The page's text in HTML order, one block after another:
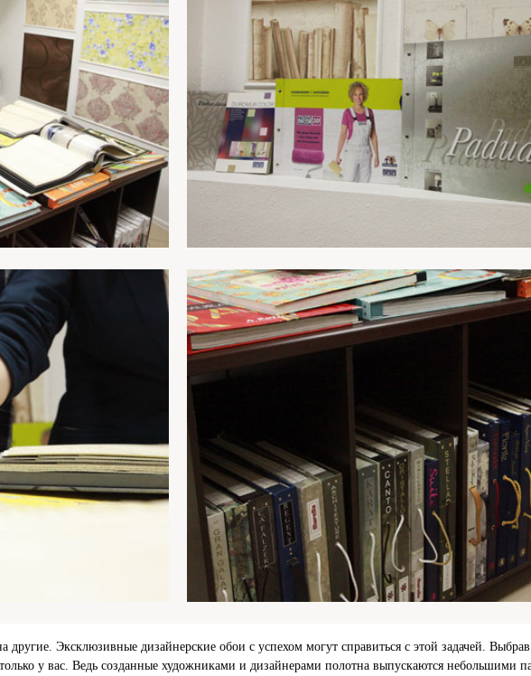
Эксклюзивные дизайнерские обои с успехом могут справиться с этой задачей.
у вас. Ведь созданные художниками и дизайнерами полотна выпускаются небольшими